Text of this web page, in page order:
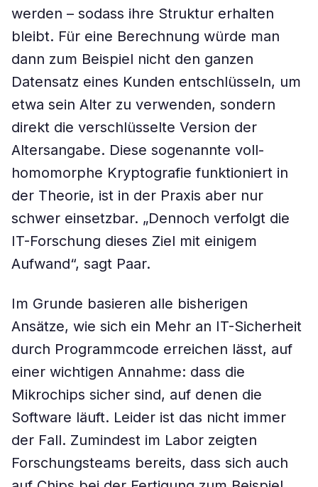
werden – sodass ihre Struktur erhalten
bleibt. Für eine Berechnung würde man
dann zum Beispiel nicht den ganzen
Datensatz eines Kunden entschlüsseln, um
etwa sein Alter zu verwenden, sondern
direkt die verschlüsselte Version der
Altersangabe. Diese sogenannte voll-
homomorphe Kryptografie funktioniert in
der Theorie, ist in der Praxis aber nur
schwer einsetzbar. „Dennoch verfolgt die
IT-Forschung dieses Ziel mit einigem
Aufwand“, sagt Paar.
Im Grunde basieren alle bisherigen
Ansätze, wie sich ein Mehr an IT-Sicherheit
durch Programmcode erreichen lässt, auf
einer wichtigen Annahme: dass die
Mikrochips sicher sind, auf denen die
Software läuft. Leider ist das nicht immer
der Fall. Zumindest im Labor zeigten
Forschungsteams bereits, dass sich auch